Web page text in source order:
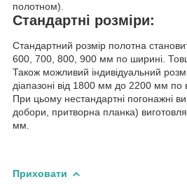
полотном).
Стандартні розміри:
Стандартний розмір полотна
600, 700, 800, 900 мм по ширині.
Також можливий індивідуальний
діапазоні від 1800 мм до 2200 мм по
При цьому нестандартні погонажні
добори, притворна планка)
мм.
Приховати